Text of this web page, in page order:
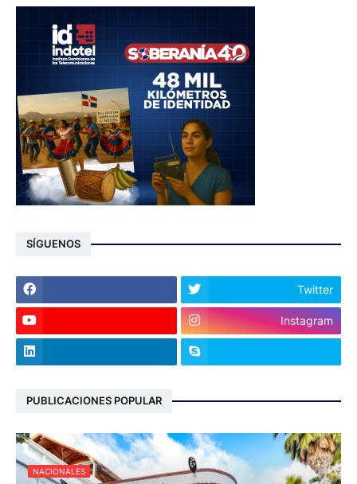
SÍGUENOS
Twitter
Instagram
PUBLICACIONES POPULAR
NACIONALES